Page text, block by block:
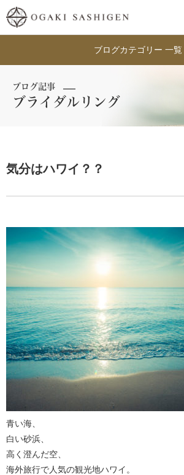
ブログカテゴリー 一覧
ブログ記事
ブライダルリング
気分はハワイ？？
青い海、
白い砂浜、
高く澄んだ空、
海外旅行で人気の観光地ハワイ。